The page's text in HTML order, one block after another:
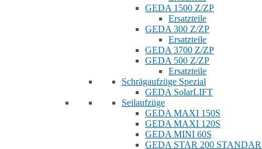
GEDA 1500 Z/ZP
Ersatzteile
GEDA 300 Z/ZP
Ersatzteile
GEDA 3700 Z/ZP
GEDA 500 Z/ZP
Ersatzteile
Schrägaufzüge Spezial
GEDA SolarLIFT
Seilaufzüge
GEDA MAXI 150S
GEDA MAXI 120S
GEDA MINI 60S
GEDA STAR 200